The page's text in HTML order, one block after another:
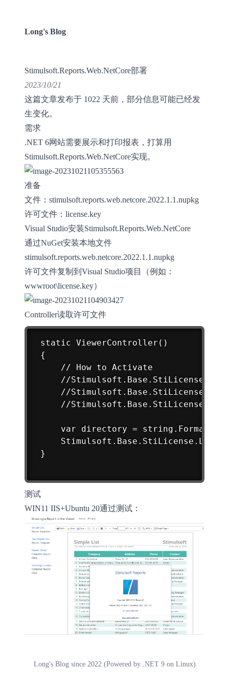
Long's Blog
Stimulsoft.Reports.Web.NetCore部署
2023/10/21
这篇文章发布于 1022 天前，部分信息可能已经发
生变化。
需求
.NET 6网站需要展示和打印报表，打算用
Stimulsoft.Reports.Web.NetCore实现。
准备
文件：stimulsoft.reports.web.netcore.2022.1.1.nupkg
许可文件：license.key
Visual Studio安装Stimulsoft.Reports.Web.NetCore
通过NuGet安装本地文件
stimulsoft.reports.web.netcore.2022.1.1.nupkg
许可文件复制到Visual Studio项目（例如：
wwwroot\license.key）
Controller读取许可文件
static ViewerController()
{
     // How to Activate
//
//
//
var directory =
}
测试
WIN11 IIS+Ubuntu 20通过测试：
Long's Blog since 2022 (Powered by .NET 9 on Linux)